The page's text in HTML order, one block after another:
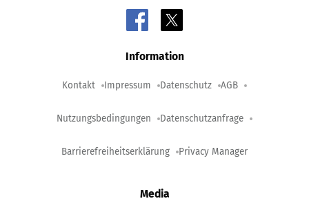
Information
Kontakt Impressum Datenschutz AGB
Nutzungsbedingungen Datenschutzanfrage
Barrierefreiheitserklärung Privacy Manager
Media